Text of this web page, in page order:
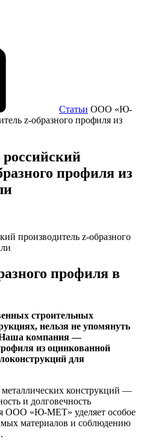
Статьи ООО «Ю-
z-образного профиля из
профиля из
профиля в
строительных
нельзя не упомянуть
компания —
из оцинкованной
для
металлических конструкций —
и долговечность
ООО «Ю-МЕТ» уделяет особое
материалов и соблюдению